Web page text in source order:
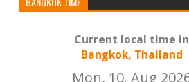
Current local time in
Bangkok, Thailand